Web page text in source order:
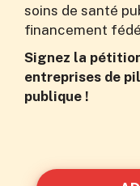
soins de santé
financement
Signez la
entreprises de
publique !